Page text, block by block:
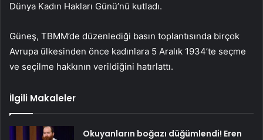
Dünya Kadın Hakları Günü’nü kutladı.
Güneş, TBMM’de düzenlediği basın toplantısında birçok
Avrupa ülkesinden önce kadınlara 5 Aralık 1934’te seçme
ve seçilme hakkının verildiğini hatırlattı.
İlgili Makaleler
Okuyanların boğazı düğümlendi! Eren